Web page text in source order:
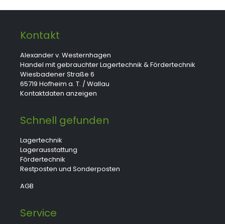
Kontakt
Alexander v. Westernhagen
Handel mit gebrauchter Lagertechnik & Fördertechnik
Wiesbadener Straße 6
65719 Hofheim a. T. / Wallau
Kontaktdaten anzeigen
Schnell gefunden
Lagertechnik
Lagerausstattung
Fördertechnik
Restposten und Sonderposten
AGB
Service